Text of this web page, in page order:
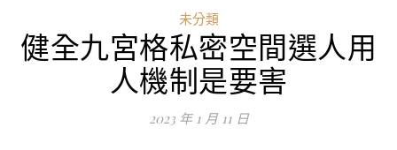
未分類
健全九宮格私密空間選人用
人機制是要害
2023 年 1 月 11 日